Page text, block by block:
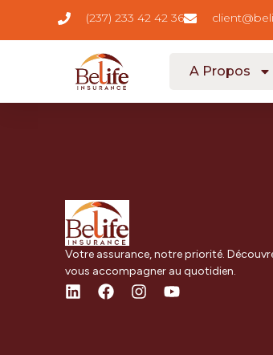
(237) 233 42 42 36
A Propos
Votre assurance, notre priorité.
vous accompagner au quotidien.